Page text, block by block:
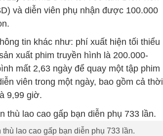
và diễn viên phụ nhận được 100.000
tin khác như: phí xuất hiện tối thiểu
xuất phim truyền hình là 200.000-
mất 2,63 ngày để quay một tập phim
viên trong một ngày, bao gồm cả thời
9,99 giờ.
lao cao gấp bạn diễn phụ 733 lần.